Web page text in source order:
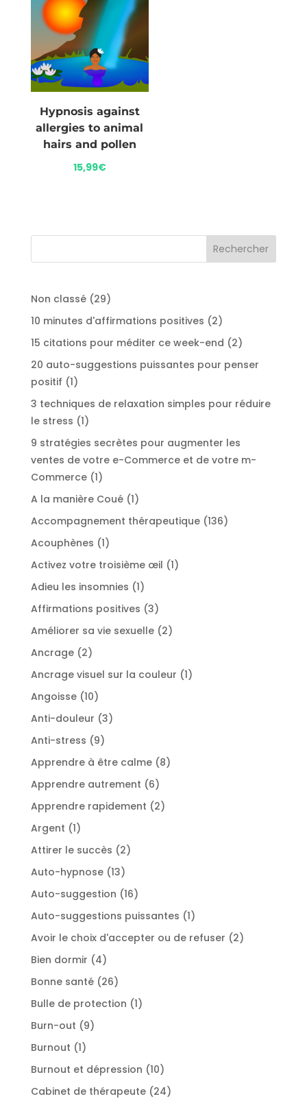
Hypnosis against
allergies to animal
hairs and pollen
15,99€
Non classé 2929
produits
10 minutes d'affirmations positives 22
produits
15 citations pour méditer ce week-end 22
20 auto-suggestions puissantes pour penser
positif 11
produit
3 techniques de relaxation simples pour réduire
le stress 11
produit
9 stratégies secrètes pour augmenter les
ventes de votre e-Commerce et de votre m-
Commerce 11
produit
A la manière Coué 11
produit
Accompagnement thérapeutique 136136
Acouphènes 11
produit
Activez votre troisième œil 11
Adieu les insomnies 11
produit
Affirmations positives 33
produits
Améliorer sa vie sexuelle 22
Ancrage 22
produits
Ancrage visuel sur la couleur 11
Angoisse 1010
produits
Anti-douleur 33
Anti-stress 99
produits
Apprendre à être calme 88
Apprendre autrement 66
produits
Apprendre rapidement 22
Argent 11
produit
Attirer le succès 22
Auto-hypnose 1313
produits
Auto-suggestion 1616
produits
Auto-suggestions puissantes 11
produit
Avoir le choix d'accepter ou de refuser 22
Bien dormir 44
produits
Bonne santé 2626
produits
Bulle de protection 11
Burn-out 99
Burnout 11
produit
Burnout et dépression 1010
produits
Cabinet de thérapeute 2424